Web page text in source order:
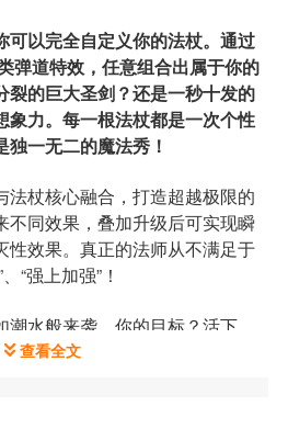
可以完全自定义你的法杖。通过
弹道特效，任意组合出属于你的
裂的巨大圣剑？还是一秒十发的
象力。每一根法杖都是一次个性
一无二的魔法秀！
法杖核心融合，打造超越极限的
不同效果，叠加升级后可实现瞬
性效果。真正的法师从不满足于
“强上加强”！
潮水般来袭。你的目标？活下
在每一次遭遇战中击退怪物潮，
查看全文